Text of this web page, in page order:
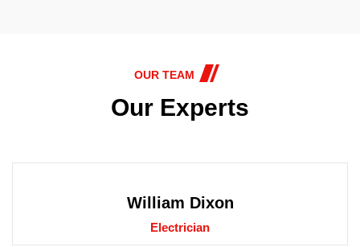
OUR TEAM
Our Experts
William Dixon
Electrician